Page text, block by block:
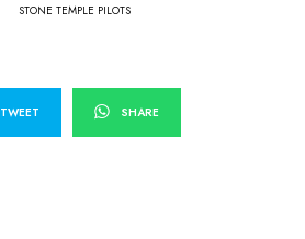
STONE TEMPLE PILOTS
TWEET SHARE